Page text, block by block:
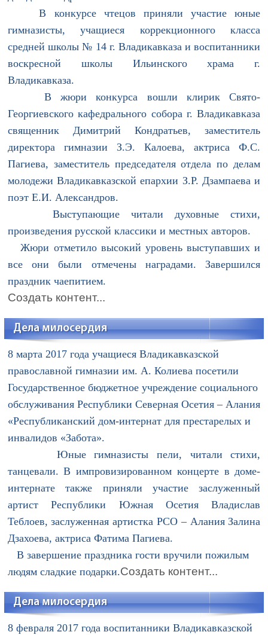
В конкурсе чтецов приняли участие юные
гимназисты, учащиеся коррекционного класса
средней школы № 14 г. Владикавказа и воспитанники
воскресной школы Ильинского храма г.
Владикавказа.
В жюри конкурса вошли клирик Свято-
Георгиевского кафедрального собора г. Владикавказа
священник Димитрий Кондратьев, заместитель
директора гимназии З.Э. Калоева, актриса Ф.С.
Пагиева, заместитель председателя отдела по делам
молодежи Владикавказской епархии З.Р. Дзампаева и
поэт Е.И. Александров.
Выступающие читали духовные стихи,
произведения русской классики и местных авторов.
Жюри отметило высокий уровень выступавших и
все они были отмечены наградами. Завершился
праздник чаепитием.
Создать контент...
Дела милосердия
8 марта 2017 года учащиеся Владикавказской
православной гимназии им. А. Колиева посетили
Государственное бюджетное учреждение социального
обслуживания Республики Северная Осетия – Алания
«Республиканский дом-интернат для престарелых и
инвалидов «Забота».
Юные гимназисты пели, читали стихи,
танцевали. В импровизированном концерте в доме-
интернате также приняли участие заслуженный
артист Республики Южная Осетия Владислав
Теблоев, заслуженная артистка РСО – Алания Залина
Дзахоева, актриса Фатима Пагиева.
В завершение праздника гости вручили пожилым
людям сладкие подарки.Создать контент...
Дела милосердия
8 февраля 2017 года воспитанники Владикавказской